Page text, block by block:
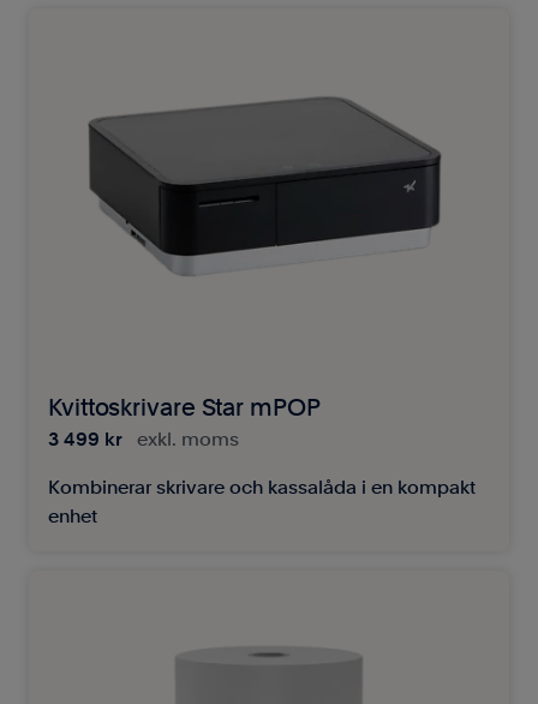
Kvittoskrivare Star mPOP
3 499 kr exkl. moms
Kombinerar skrivare och kassalåda i en kompakt
enhet